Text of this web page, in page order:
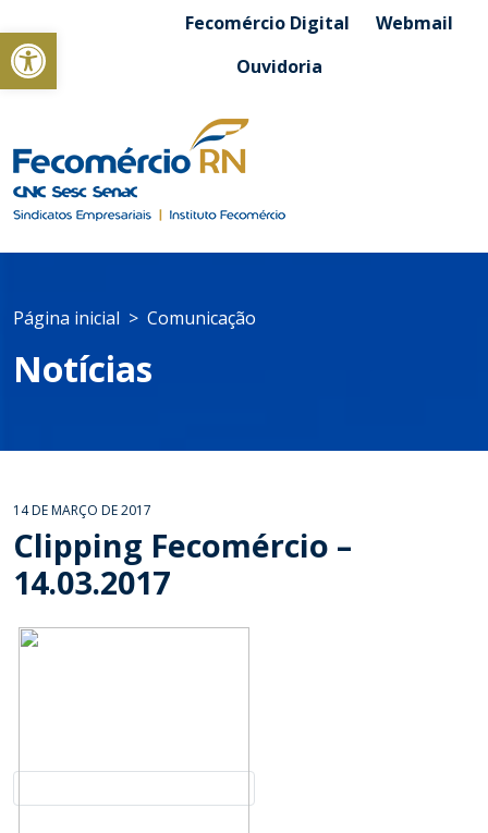
Abrir a barra de ferramentasFecomércio Digital
Webmail
Ouvidoria
Página inicial Comunicação
Notícias
14 DE MARÇO DE 2017
Clipping Fecomércio –
14.03.2017